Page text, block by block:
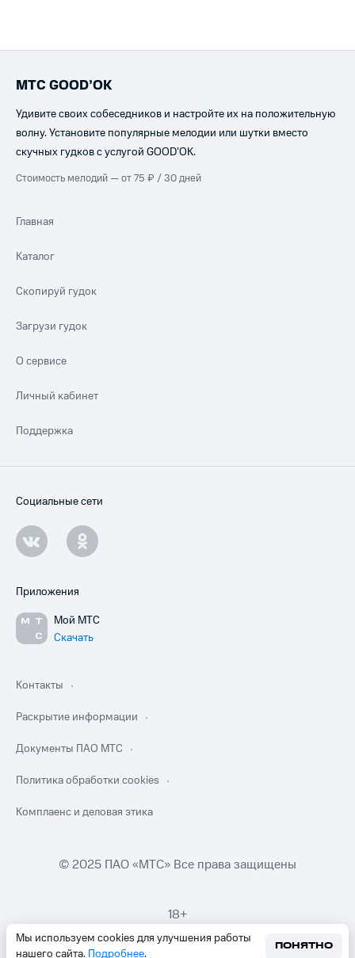
Мы используем cookies для улучшения работы
нашего сайта. Подробнее.
ПОНЯТНО
МТС GOOD’OK
Удивите своих собеседников и настройте их на положительную
волну. Установите популярные мелодии или шутки вместо
скучных гудков с услугой GOOD’OK.
Стоимость мелодий — от 75 ₽ / 30 дней
Главная
Каталог
Скопируй гудок
Загрузи гудок
О сервисе
Личный кабинет
Поддержка
Социальные сети
Приложения
Мой МТС
Скачать
Контакты
Раскрытие информации
Документы ПАО МТС
Политика обработки cookies
Комплаенс и деловая этика
© 2025 ПАО «МТС» Все права защищены
18+